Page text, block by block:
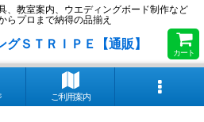
、教室案内、ウエディングボード制作など
らプロまで納得の品揃え
ＳＴＲＩＰＥ【通販】
カート
ご利用案内